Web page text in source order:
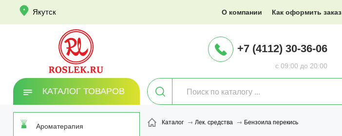
info@XXX.ru
О компании Как оформить заказ
с 09:00 до 20:00
+7 (4112) 30-36-06
Якутск
КАТАЛОГ ТОВАРОВ
Ароматерапия Каталог Лек. средства Бензоила перекись